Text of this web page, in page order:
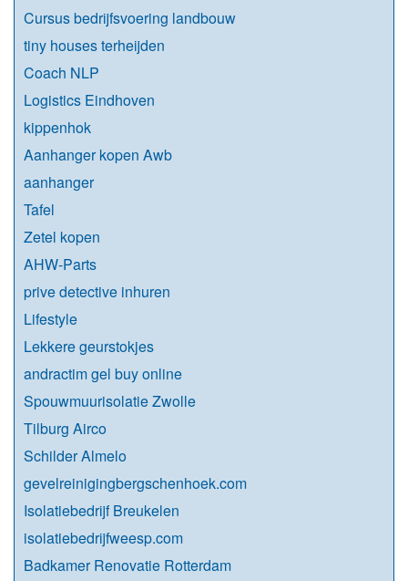
Cursus bedrijfsvoering landbouw
tiny houses terheijden
Coach NLP
Logistics Eindhoven
kippenhok
Aanhanger kopen Awb
aanhanger
Tafel
Zetel kopen
AHW-Parts
prive detective inhuren
Lifestyle
Lekkere geurstokjes
andractim gel buy online
Spouwmuurisolatie Zwolle
Tilburg Airco
Schilder Almelo
gevelreinigingbergschenhoek.com
Isolatiebedrijf Breukelen
isolatiebedrijfweesp.com
Badkamer Renovatie Rotterdam